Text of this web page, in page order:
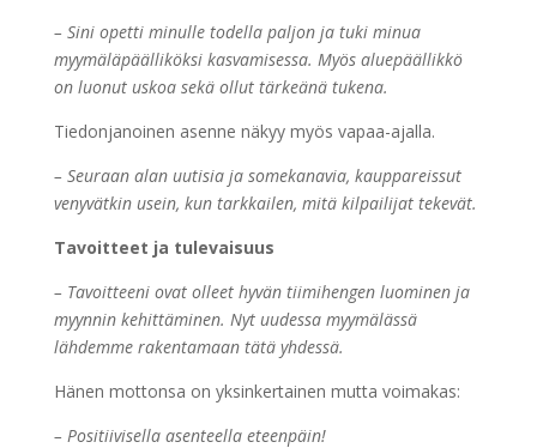
– Sini opetti minulle todella paljon ja tuki minua
myymäläpäälliköksi kasvamisessa. Myös aluepäällikkö
on luonut uskoa sekä ollut tärkeänä tukena.
Tiedonjanoinen asenne näkyy myös vapaa-ajalla.
– Seuraan alan uutisia ja somekanavia, kauppareissut
venyvätkin usein, kun tarkkailen, mitä kilpailijat tekevät.
Tavoitteet ja tulevaisuus
– Tavoitteeni ovat olleet hyvän tiimihengen luominen ja
myynnin kehittäminen. Nyt uudessa myymälässä
lähdemme rakentamaan tätä yhdessä.
Hänen mottonsa on yksinkertainen mutta voimakas:
– Positiivisella asenteella eteenpäin!